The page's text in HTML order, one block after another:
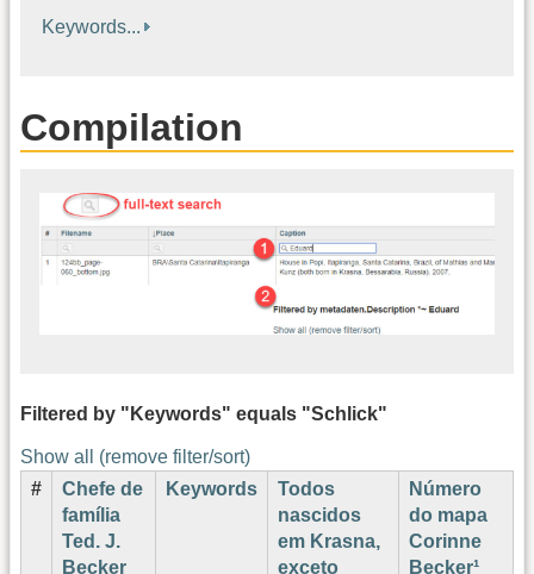
Keywords...
Compilation
Filtered by "Keywords" equals "Schlick"
Show all (remove filter/sort)
#
Chefe de
família
Ted. J.
Becker
Keywords
Todos
nascidos
em Krasna,
exceto
Número
do mapa
Corinne
Becker¹